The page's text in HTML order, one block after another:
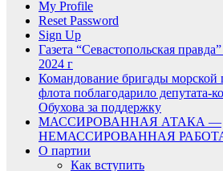
My Profile
Reset Password
Sign Up
Газета “Севастопольская
2024 г
Командование бригады морской
флота поблагодарило депутата-
Обухова за поддержку
МАССИРОВАННАЯ АТАКА —
НЕМАССИРОВАННАЯ
О партии
Как вступить